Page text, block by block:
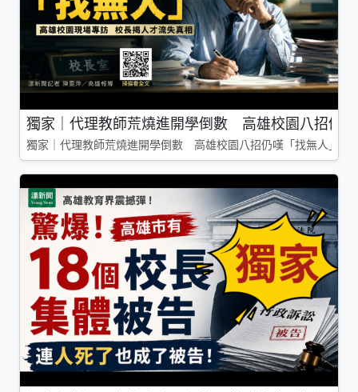
獨家｜代理教師荒燒進開學倒數 高雄校園八招仍
獨家｜代理教師荒燒進開學倒數 高雄校園八招仍嘆「找無人」